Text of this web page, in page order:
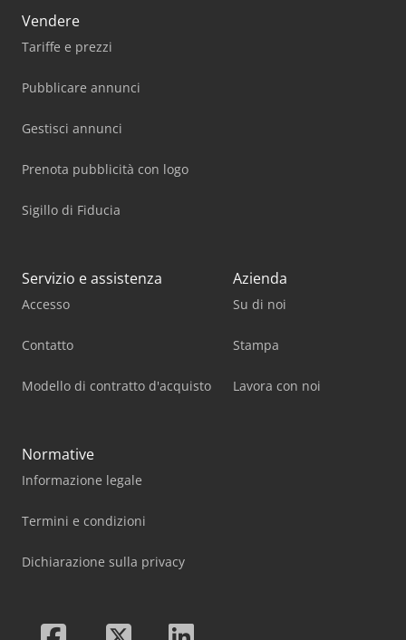
Vendere
Tariffe e prezzi
Pubblicare annunci
Gestisci annunci
Prenota pubblicità con logo
Sigillo di Fiducia
Servizio e assistenza
Accesso
Contatto
Modello di contratto d'acquisto
Azienda
Su di noi
Stampa
Lavora con noi
Normative
Informazione legale
Termini e condizioni
Dichiarazione sulla privacy